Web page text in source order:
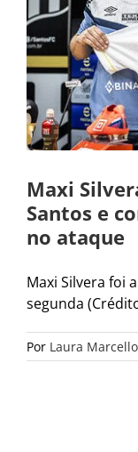
Maxi
Santos e
no ataque
Maxi Silvera foi
segunda
Por Laura Marcello